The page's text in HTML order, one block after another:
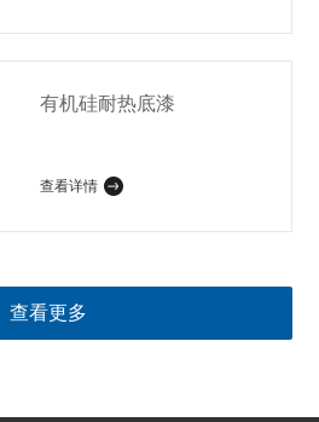
有机硅耐热底漆
查看详情
查看更多